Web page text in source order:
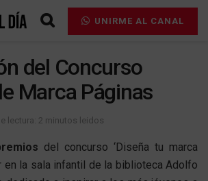
UNIRME AL CANAL
del Concurso
Marca Páginas
lectura: 2 minutos leidos
del concurso ‘Diseña tu marca
en la sala infantil de la biblioteca Adolfo